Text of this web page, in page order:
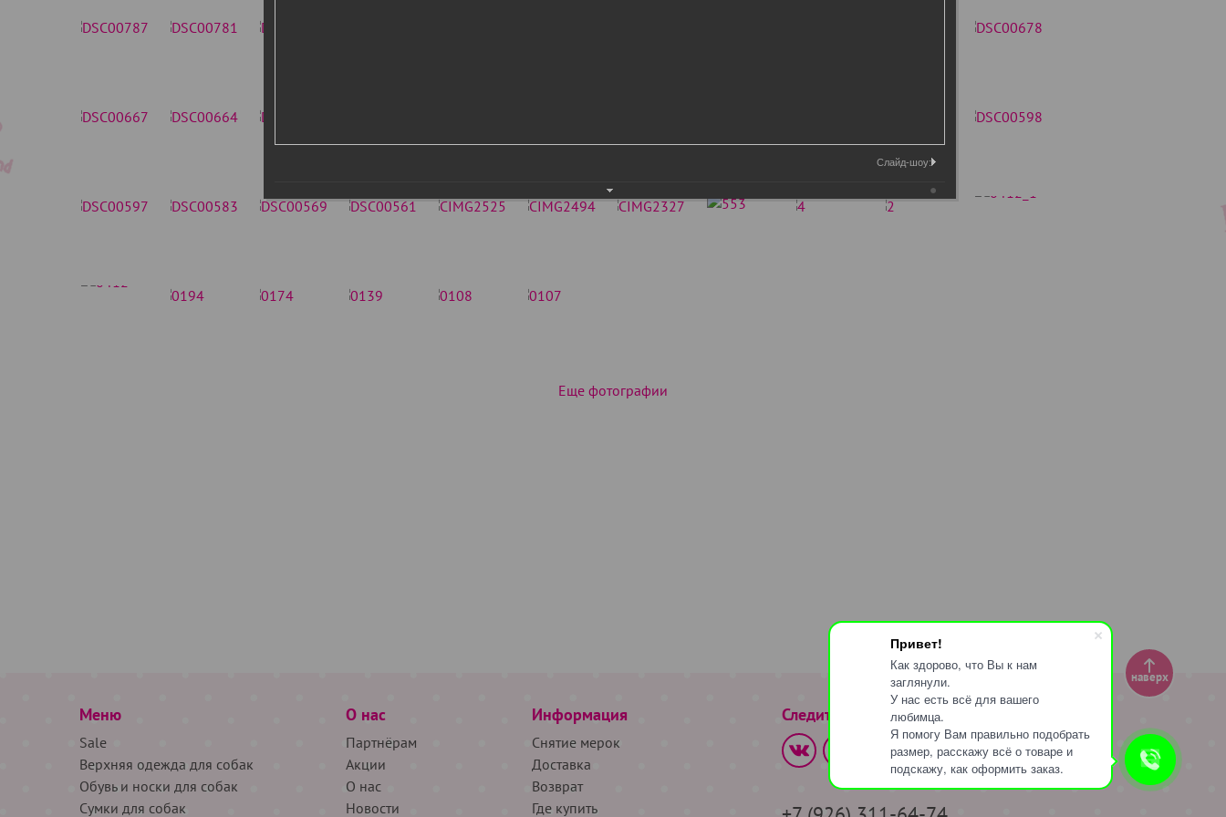
Привет!
Как здорово, что Вы к нам
заглянули.
У нас есть всё для вашего
любимца.
Я помогу Вам правильно подобрать
размер, расскажу всё о товаре и
подскажу, как оформить заказ.
Еще фотографии
Меню
Sale
Верхняя одежда для собак
Обувь и носки для собак
Сумки для собак
О нас
Партнёрам
Акции
О нас
Новости
Информация
Снятие мерок
Доставка
Возврат
Где купить
Следите за нами
наверх
Слайд-шоу: